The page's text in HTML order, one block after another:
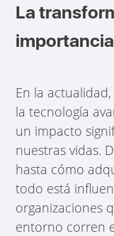
La
importancia
En la
la tecnología
un impacto
nuestras vidas.
hasta cómo
todo está
organizaciones
entorno corren